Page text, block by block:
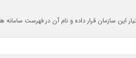
این سازمان قرار داده و نام آن در فهرست